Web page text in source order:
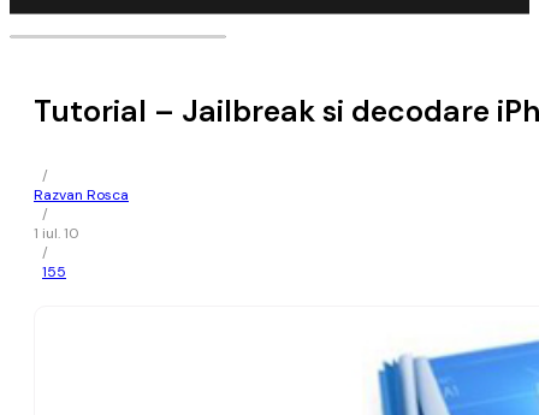
Tutorial – Jailbreak si decodare
/
Razvan Rosca
/
1 iul. 10
/
155